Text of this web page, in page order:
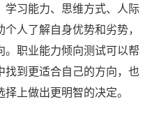
学习能力、思维方式、人际
人了解自身优势和劣势，
。职业能力倾向测试可以帮
找到更适合自己的方向，也
上做出更明智的决定。